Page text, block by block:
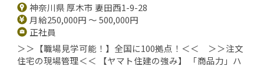
神奈川県 厚木市 妻田西1-9-28
月給250,000円 ～ 500,000円
正社員
＞＞【職場見学可能！】全国に100拠点！＜＜ ＞＞注文
住宅の現場管理＜＜ 【ヤマト住建の強み】 「商品力」ハ